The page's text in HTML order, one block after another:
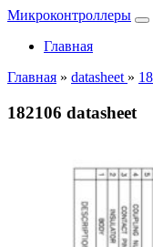
Микроконтроллеры
Главная
Главная » datasheet »
182106 datasheet